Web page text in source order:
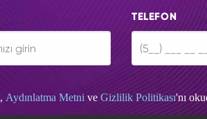
TELEFON
, Aydınlatma Metni ve Gizlilik Politikası'nı